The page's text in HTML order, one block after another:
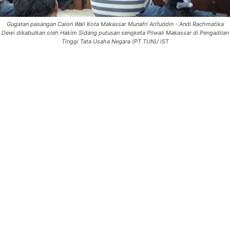
Gugatan pasangan Calon Wali Kota Makassar Munafri Arifuddin - Andi Rachmatika
Dewi dikabulkan oleh Hakim Sidang putusan sengketa Pilwali Makassar di Pengadilan
Tinggi Tata Usaha Negara (PT TUN)/ IST